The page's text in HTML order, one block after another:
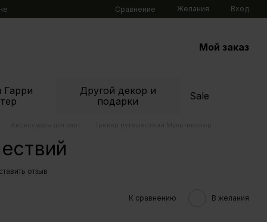
Сравнение Желания Вход
Мой заказ
Гарри
Другой декор и
подарки
Sale
отзыв
К сравнению В желания